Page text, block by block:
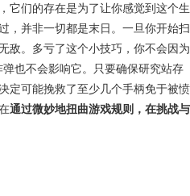
它们的存在是为了让你感觉到这个生
，并非一切都是末日。一旦你开始扫
敌。多亏了这个小技巧，你不会因为
也不会影响它。只要确保研究站存
定可能挽救了至少几个手柄免于被愤
通过微妙地扭曲游戏规则，在挑战与